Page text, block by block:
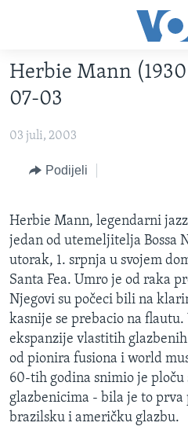
glavni
sadržaj
na
navigaciju
na
pretragu
FOTOGRAFIJE DANA
VIJESTI
BOSNA I HERCEGOVINA
SVIJET
SPECIJALNI PROJEKTI
KORUPCIJA
SLOBODA MEDIJA
ŽENSKA STRANA
IZBJEGLIČKA STRANA
MAGAZIN
O GLASU AMERIKE
Herbie Mann
07-03
03 juli, 2003
Podijeli
Herbie Mann, legendarni
jedan od utemeljitelja Bossa
utorak, 1. srpnja u svojem
Santa Fea. Umro je od raka
Njegovi su počeci bili na
kasnije se prebacio na
ekspanzije vlastitih
od pionira fusiona i world
60-tih godina snimio je ploču
glazbenicima - bila je to
brazilsku i američku glazbu.